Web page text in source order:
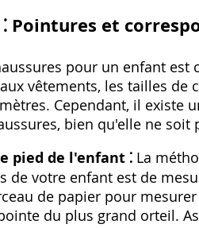
⁚ Pointures et
pour un enfant
vêtements‚ les tailles
Cependant‚ il existe
bien qu'elle ne soit
pied de l'enfant ⁚ La
de votre enfant est de
de papier pour
du plus grand orteil.